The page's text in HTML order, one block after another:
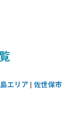
エリア | 佐世保市